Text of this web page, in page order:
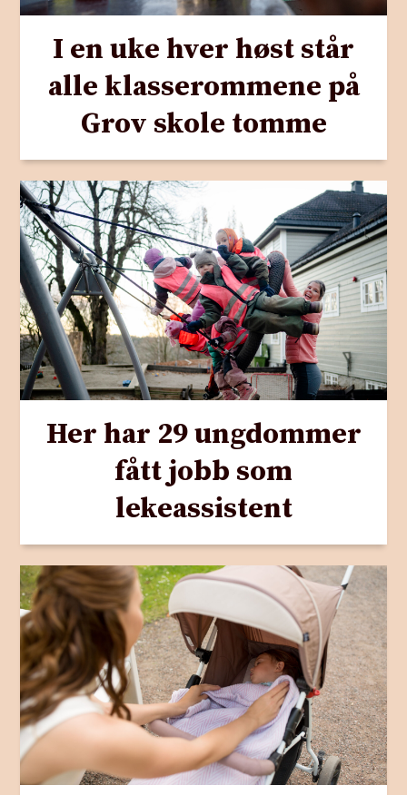
I en uke hver høst står
alle klasserommene på
Grov skole tomme
Her har 29 ungdommer
fått jobb som
lekeassistent